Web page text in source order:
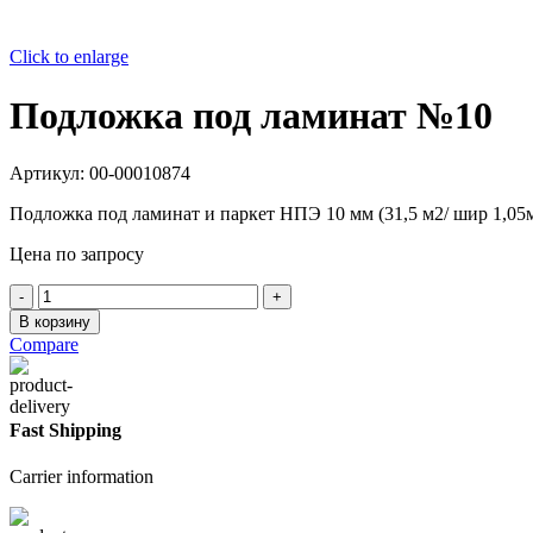
Click to enlarge
Подложка под ламинат №10
Артикул: 00-00010874
Подложка под ламинат и паркет НПЭ 10 мм (31,5 м2/ шир
Цена по запросу
Количество
товара
Подложка
под
ламинат
№10
В корзину
Compare
Fast Shipping
Carrier information